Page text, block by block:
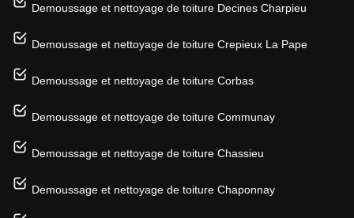
Demoussage et nettoyage de toiture Decines Charpieu
Demoussage et nettoyage de toiture Crepieux La Pape
Demoussage et nettoyage de toiture Corbas
Demoussage et nettoyage de toiture Communay
Demoussage et nettoyage de toiture Chassieu
Demoussage et nettoyage de toiture Chaponnay